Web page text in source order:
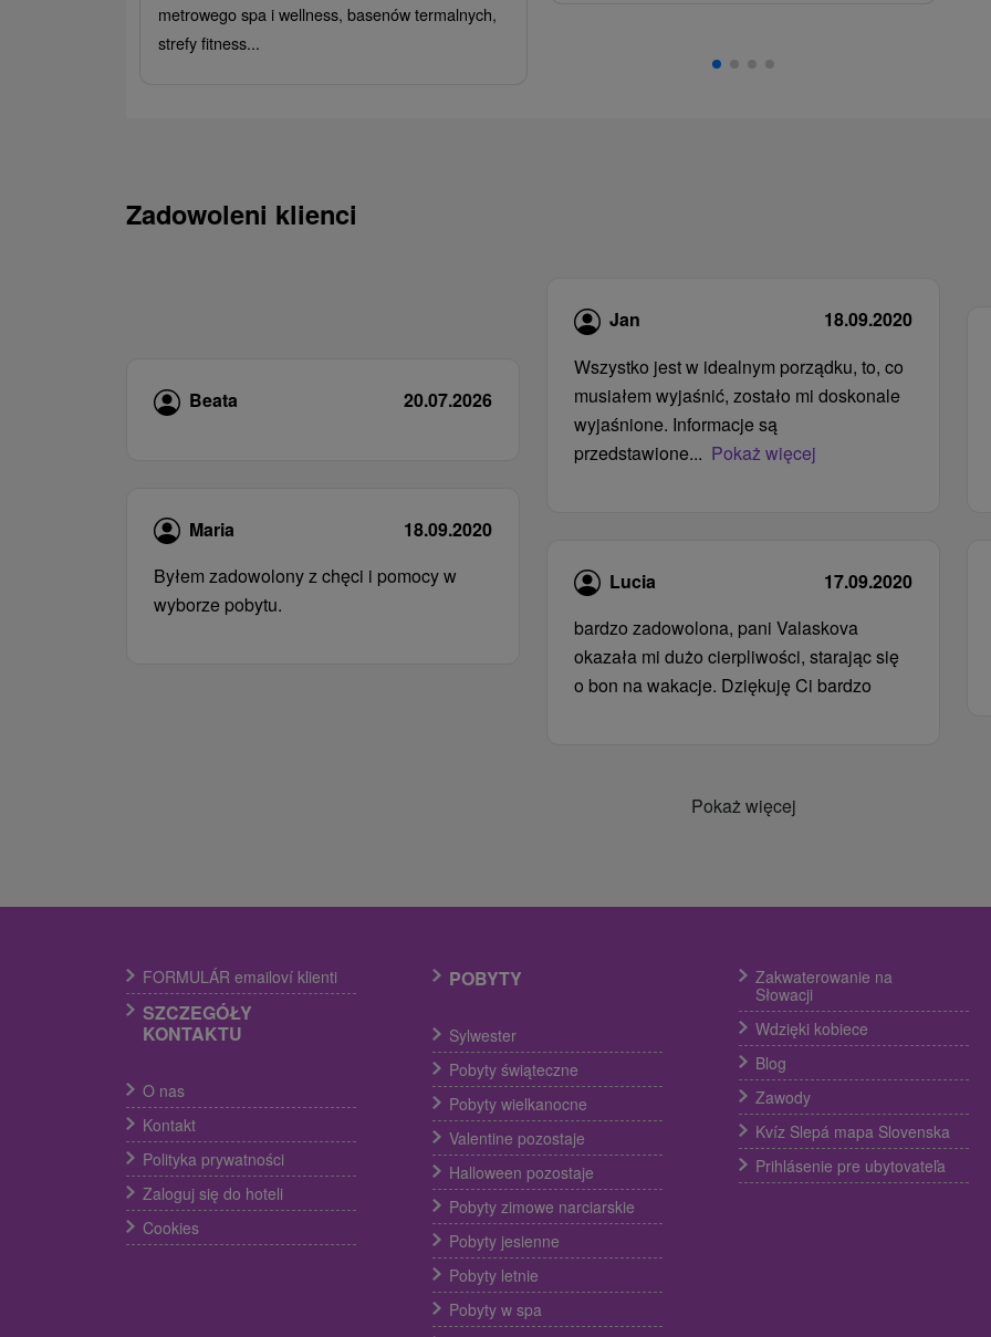
metrowego spa i wellness, basenów termalnych,
strefy fitness...
Zadowoleni klienci
Beata 20.07.2026
Maria
18.09.2020
Byłem zadowolony z chęci i pomocy w
wyborze pobytu.
Jan
18.09.2020
Wszystko jest w idealnym porządku, to, co
musiałem wyjaśnić, zostało mi doskonale
wyjaśnione. Informacje są
przedstawione... Pokaż więcej
Lucia
17.09.2020
bardzo zadowolona, ​​pani Valaskova
okazała mi dużo cierpliwości, starając się
o bon na wakacje. Dziękuję Ci bardzo
Pokaż więcej
FORMULÁR emailoví klienti
SZCZEGÓŁY
KONTAKTU
O nas
Kontakt
Polityka prywatności
Zaloguj się do hoteli
Cookies
POBYTY
Sylwester
Pobyty świąteczne
Pobyty wielkanocne
Valentine pozostaje
Halloween pozostaje
Pobyty zimowe narciarskie
Pobyty jesienne
Pobyty letnie
Pobyty w spa
Zakwaterowanie na
Słowacji
Wdzięki kobiece
Blog
Zawody
Kvíz Slepá mapa Slovenska
Prihlásenie pre ubytovateľa